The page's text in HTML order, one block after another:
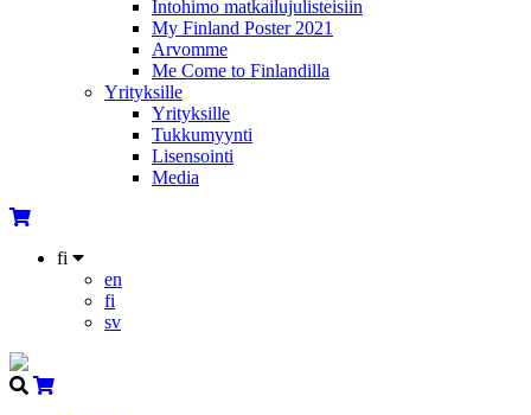
Intohimo matkailujulisteisiin
My Finland Poster 2021
Arvomme
Me Come to Finlandilla
Yrityksille
Yrityksille
Tukkumyynti
Lisensointi
Media
fi
en
fi
sv